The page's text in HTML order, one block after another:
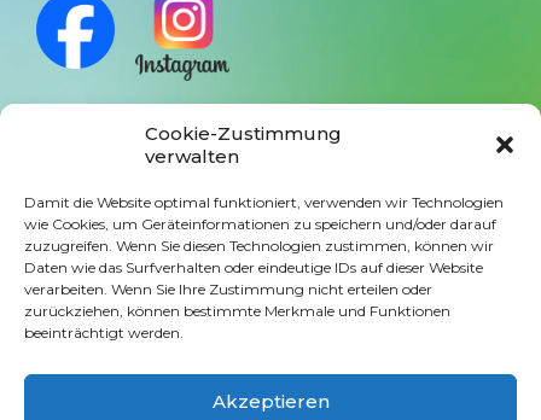
Cookie-Zustimmung
verwalten
Damit die Website optimal funktioniert, verwenden wir Technologien
wie Cookies, um Geräteinformationen zu speichern und/oder darauf
zuzugreifen. Wenn Sie diesen Technologien zustimmen, können wir
Daten wie das Surfverhalten oder eindeutige IDs auf dieser Website
verarbeiten. Wenn Sie Ihre Zustimmung nicht erteilen oder
zurückziehen, können bestimmte Merkmale und Funktionen
beeinträchtigt werden.
Akzeptieren
Anmeldung Newsletter